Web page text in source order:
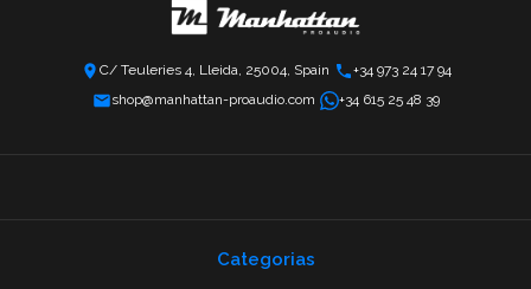
C/ Teuleries 4, Lleida, 25004, Spain
+34 973 24 17 94
shop@manhattan-proaudio.com
+34 615 25 48 39
Categorias